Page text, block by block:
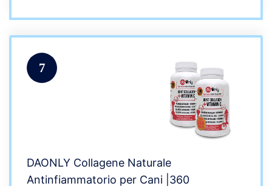
7
DAONLY Collagene Naturale
Antinfiammatorio per Cani |360